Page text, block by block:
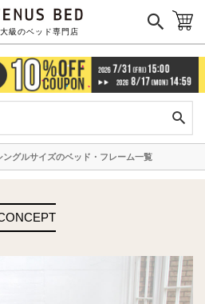
級のベッド専門店
ングルサイズのベッド・フレーム一覧